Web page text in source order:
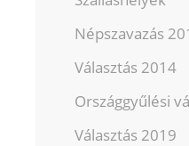
Népszavazás
Választás 2014
Országgyűlési
Választás 2019